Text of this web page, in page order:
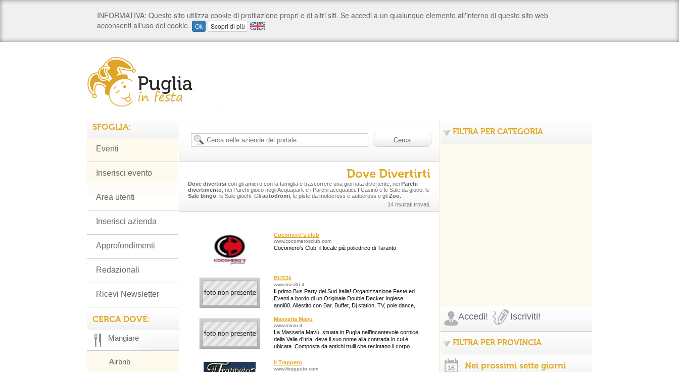
Dove Divertirti
Dove divertirsi con gli amici o con la famiglia e trascorrere una giornata divertente, nei Parchi
divertimento , nei Parchi gioco negli Acquapark e i Parchi accquatici. I Casinò e le Sale da gioco, le
Sale bingo , le Sale giochi. Gli autodromi , le piste da motocross e autocross e gli Zoo.
14 risultati trovati.
Cocomero's club
www.cocomerosclub.com
Cocomero's Club, il locale più poliedrico di Taranto
BUS36
www.bus36.it
Il primo Bus Party del Sud Italia! Organizzazione Feste ed
Eventi a bordo di un Originale Double Decker Inglese
anni80. Allestito con Bar, Buffet, Dj station, TV, pole dance,
Masseria Mavu
www.mavu.it
La Masseria Mavù, situata in Puglia nell’incantevole cornice
della Valle d’Itria, deve il suo nome alla contrada in cui è
ubicata. Composta da antichi trulli che recintano il corpo
Il Trappeto
www.iltrappeto.com
SFOGLIA:
Eventi
Inserisci evento
Area utenti
Inserisci azienda
Approfondimenti
Redazionali
Ricevi Newsletter
CERCA DOVE:
Mangiare
Airbnb
FILTRA PER CATEGORIA
Accedi! Iscriviti!
FILTRA PER PROVINCIA
Nei prossimi sette giorni